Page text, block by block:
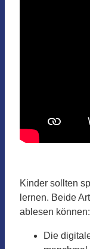
Kinder sollten
lernen. Beide
ablesen können:
Die